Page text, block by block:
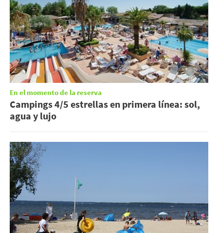
En el momento de la reserva
Campings 4/5 estrellas en primera línea: sol,
agua y lujo